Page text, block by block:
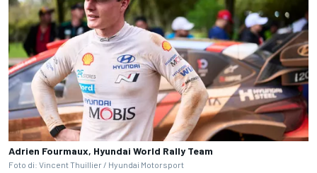
Adrien Fourmaux, Hyundai World Rally Team
Foto di: Vincent Thuillier / Hyundai Motorsport